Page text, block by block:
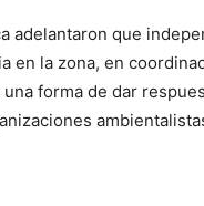
adelantaron que
en la zona, en
forma de dar